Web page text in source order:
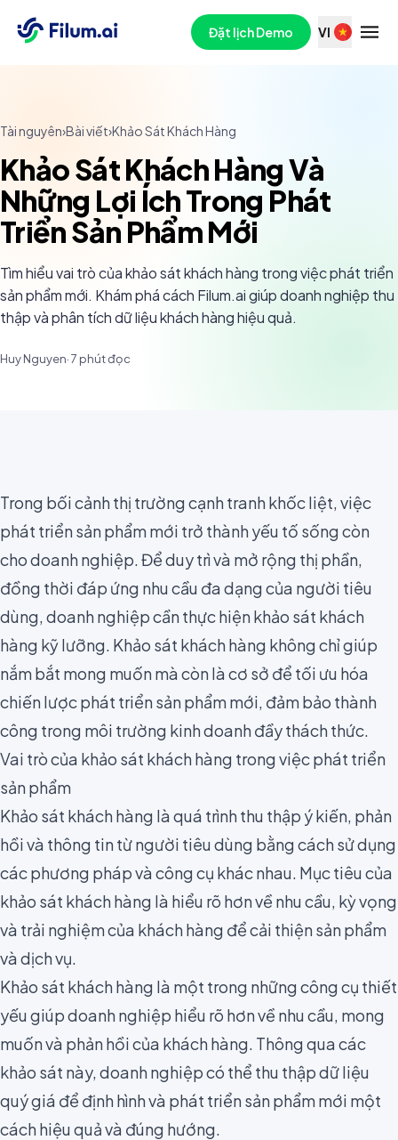
Đặt lịch Demo VI
Tài nguyên›Bài viết›Khảo Sát Khách Hàng
Khảo Sát Khách Hàng Và
Những Lợi Ích Trong Phát
Triển Sản Phẩm Mới
Tìm hiểu vai trò của khảo sát khách hàng trong việc phát triển
sản phẩm mới. Khám phá cách Filum.ai giúp doanh nghiệp thu
thập và phân tích dữ liệu khách hàng hiệu quả.
Huy Nguyen·7 phút đọc
Trong bối cảnh thị trường cạnh tranh khốc liệt, việc
phát triển sản phẩm mới trở thành yếu tố sống còn
cho doanh nghiệp. Để duy trì và mở rộng thị phần,
đồng thời đáp ứng nhu cầu đa dạng của người tiêu
dùng, doanh nghiệp cần thực hiện khảo sát khách
hàng kỹ lưỡng. Khảo sát khách hàng không chỉ giúp
nắm bắt mong muốn mà còn là cơ sở để tối ưu hóa
chiến lược phát triển sản phẩm mới, đảm bảo thành
công trong môi trường kinh doanh đầy thách thức.
Vai trò của khảo sát khách hàng trong việc phát triển
sản phẩm
Khảo sát khách hàng là quá trình thu thập ý kiến, phản
hồi và thông tin từ người tiêu dùng bằng cách sử dụng
các phương pháp và công cụ khác nhau. Mục tiêu của
khảo sát khách hàng là hiểu rõ hơn về nhu cầu, kỳ vọng
và trải nghiệm của khách hàng để cải thiện sản phẩm
và dịch vụ.
Khảo sát khách hàng là một trong những công cụ thiết
yếu giúp doanh nghiệp hiểu rõ hơn về nhu cầu, mong
muốn và phản hồi của khách hàng. Thông qua các
khảo sát này, doanh nghiệp có thể thu thập dữ liệu
quý giá để định hình và phát triển sản phẩm mới một
cách hiệu quả và đúng hướng.